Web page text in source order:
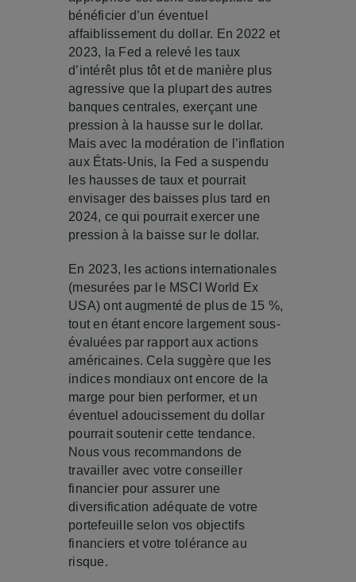
bénéficier d’un éventuel
affaiblissement du dollar. En 2022 et
2023, la Fed a relevé les taux
d’intérêt plus tôt et de manière plus
agressive que la plupart des autres
banques centrales, exerçant une
pression à la hausse sur le dollar.
Mais avec la modération de l’inflation
aux États-Unis, la Fed a suspendu
les hausses de taux et pourrait
envisager des baisses plus tard en
2024, ce qui pourrait exercer une
pression à la baisse sur le dollar.
En 2023, les actions internationales
(mesurées par le MSCI World Ex
USA) ont augmenté de plus de 15 %,
tout en étant encore largement sous-
évaluées par rapport aux actions
américaines. Cela suggère que les
indices mondiaux ont encore de la
marge pour bien performer, et un
éventuel adoucissement du dollar
pourrait soutenir cette tendance.
Nous vous recommandons de
travailler avec votre conseiller
financier pour assurer une
diversification adéquate de votre
portefeuille selon vos objectifs
financiers et votre tolérance au
risque.